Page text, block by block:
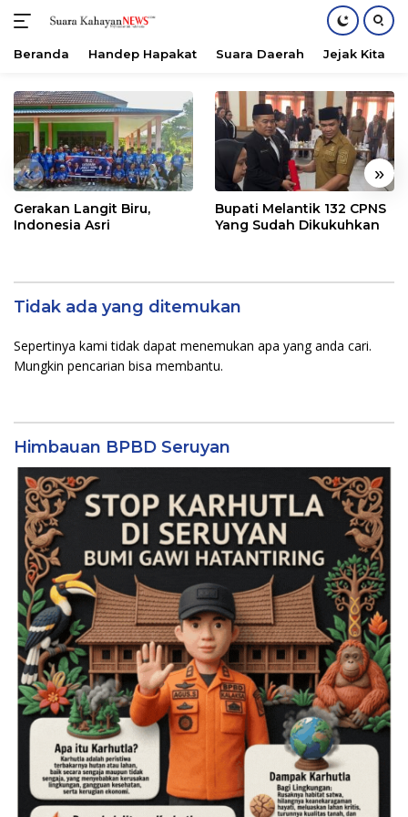
konten
Beranda Handep Hapakat Suara Daerah Jejak Kita
« »
Gerakan Langit Biru,
Indonesia Asri
Bupati Melantik 132 CPNS
Yang Sudah Dikukuhkan
Tidak ada yang ditemukan
Sepertinya kami tidak dapat menemukan apa yang anda cari.
Mungkin pencarian bisa membantu.
Himbauan BPBD Seruyan